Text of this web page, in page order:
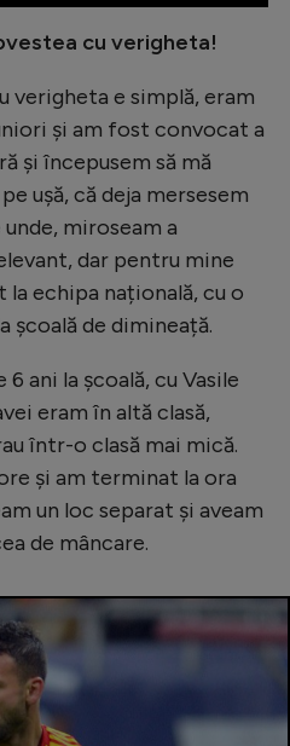
cu verigheta!
verigheta e simplă, eram
și am fost convocat a
și începusem să mă
ușă, că deja mersesem
miroseam a
dar pentru mine
la echipa națională, cu o
școală de dimineață.
ani la școală, cu Vasile
eram în altă clasă,
într-o clasă mai mică.
și am terminat la ora
un loc separat și aveam
de mâncare.